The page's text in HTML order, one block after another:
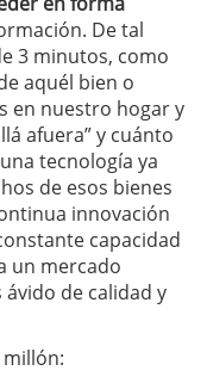
De tal
3 minutos, como
aquél bien o
en nuestro hogar y
afuera” y cuánto
tecnología ya
de esos bienes
innovación
capacidad
un mercado
de calidad y